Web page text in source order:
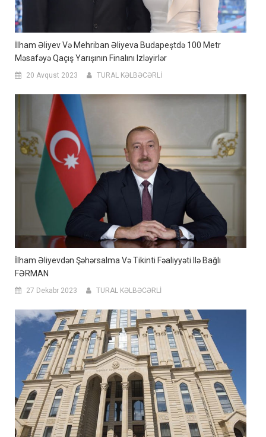
İlham Əliyev Və Mehriban Əliyeva Budapeştdə 100 Metr
Məsafəyə Qaçış Yarışının Finalını Izləyirlər
20 Avqust 2023 TURAL KƏLBƏCƏRLİ
İlham Əliyevdən Şəhərsalma Və Tikinti Fəaliyyəti Ilə Bağlı
FƏRMAN
27 Dekabr 2023 TURAL KƏLBƏCƏRLİ